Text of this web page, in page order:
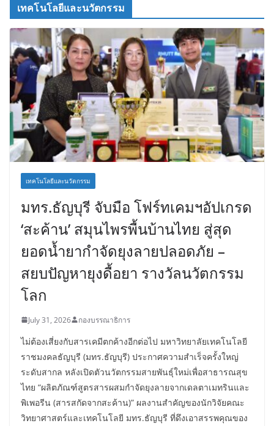
เทคโนโลยีและนวัตกรรม
เทคโนโลยีและนวัตกรรม
มทร.ธัญบุรี จับมือ โฟร์ทเคมฯอัปเกรด
‘สะค้าน’ สมุนไพรพื้นบ้านไทย สู่สุด
ยอดน้ำยากำจัดยุงลายปลอดภัย –
สยบปัญหายุงดื้อยา รางวัลนวัตกรรม
โลก
July 31, 2026 กองบรรณาธิการ
ไม่ต้องเสี่ยงกับสารเคมีตกค้างอีกต่อไป มหาวิทยาลัยเทคโนโลยี
ราชมงคลธัญบุรี (มทร.ธัญบุรี) ประกาศความสำเร็จครั้งใหญ่
ระดับสากล หลังเปิดตัวนวัตกรรมสายพันธุ์ใหม่เพื่อสาธารณสุข
ไทย “ผลิตภัณฑ์สูตรสารผสมกำจัดยุงลายจากเดลตาเมทรินและ
พิเพอรีน (สารสกัดจากสะค้าน)” ผลงานสำคัญของนักวิจัยคณะ
วิทยาศาสตร์และเทคโนโลยี มทร.ธัญบุรี ที่ดึงเอาสรรพคุณของ